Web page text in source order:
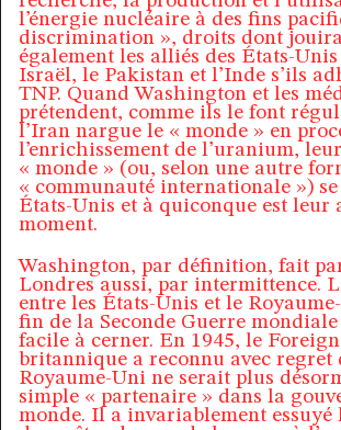
l’énergie nucléaire à des fins
discrimination », droits dont
également les alliés des États-
Israël, le Pakistan et l’Inde s’ils
TNP. Quand Washington et les
prétendent, comme ils le font
l’Iran nargue le « monde » en
l’enrichissement de l’uranium,
« monde » (ou, selon une autre
« communauté internationale »)
États-Unis et à quiconque est leur
moment.
Washington, par définition, fait
Londres aussi, par intermittence.
entre les États-Unis et le
fin de la Seconde Guerre mondiale
facile à cerner. En 1945, le
britannique a reconnu avec regret
Royaume-Uni ne serait plus
simple « partenaire » dans la
monde. Il a invariablement essuyé